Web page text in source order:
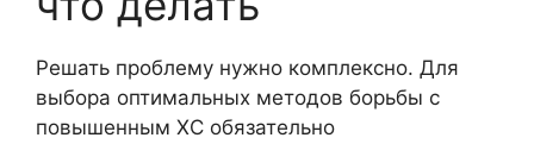
Решать проблему нужно комплексно. Для
выбора оптимальных методов борьбы с
повышенным ХС обязательно